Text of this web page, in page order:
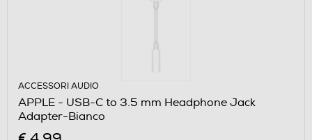
ACCESSORI AUDIO
APPLE - USB-C to 3.5 mm Headphone Jack
Adapter-Bianco